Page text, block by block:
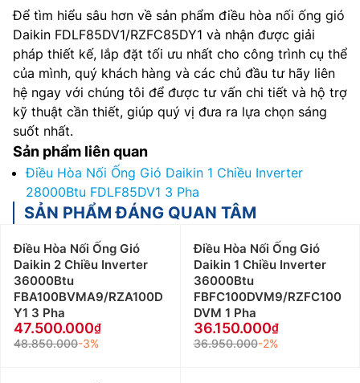
Để tìm hiểu sâu hơn về sản phẩm điều hòa nối ống gió
Daikin FDLF85DV1/RZFC85DY1 và nhận được giải
pháp thiết kế, lắp đặt tối ưu nhất cho công trình cụ thể
của mình, quý khách hàng và các chủ đầu tư hãy liên
hệ ngay với chúng tôi để được tư vấn chi tiết và hộ trợ
kỹ thuật cần thiết, giúp quý vị đưa ra lựa chọn sáng
suốt nhất.
Sản phẩm liên quan
Điều Hòa Nối Ống Gió Daikin 1 Chiều Inverter
28000Btu FDLF85DV1 3 Pha
SẢN PHẨM ĐÁNG QUAN TÂM
Điều Hòa Nối Ống Gió
Daikin 2 Chiều Inverter
36000Btu
FBA100BVMA9/RZA100D
Y1 3 Pha
47.500.000
48.850.000-3%
Điều Hòa Nối Ống Gió
Daikin 1 Chiều Inverter
36000Btu
FBFC100DVM9/RZFC100
DVM 1 Pha
36.150.000
36.950.000-2%